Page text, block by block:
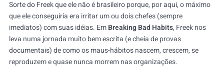
Sorte do Freek que ele não é brasileiro porque, por aqui, o máximo
que ele conseguiria era irritar um ou dois chefes (sempre
imediatos) com suas idéias. EmBreaking Bad Habits, Freek nos
leva numa jornada muito bem escrita (e cheia de provas
documentais) de como os maus-hábitos nascem, crescem, se
reproduzem e quase nunca morrem nas organizações.